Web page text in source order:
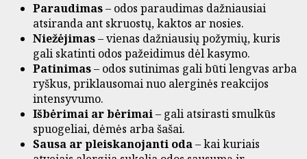
Paraudimas– odos paraudimas dažniausiai
atsiranda ant skruostų, kaktos ar nosies.
Niežėjimas– vienas dažniausių požymių, kuris
gali skatinti odos pažeidimus dėl kasymo.
Patinimas– odos sutinimas gali būti lengvas arba
ryškus, priklausomai nuo alerginės reakcijos
intensyvumo.
Išbėrimai ar bėrimai– gali atsirasti smulkūs
spuogeliai, dėmės arba šašai.
Sausa ar pleiskanojanti oda– kai kuriais